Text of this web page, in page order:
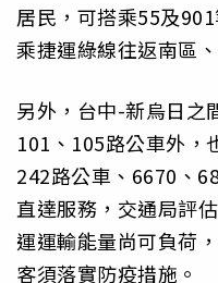
居民，可搭乘55及
乘捷運綠線往返南區
另外，台中-新烏日之
101、105路公車外，
242路公車、6670、
直達服務，交通局評
運運輸能量尚可負荷
客須落實防疫措施。